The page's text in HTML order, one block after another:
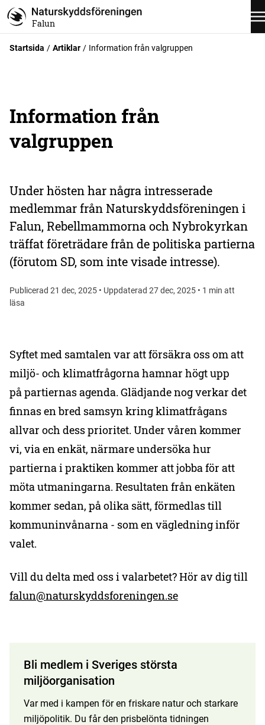
Falun
Startsida Artiklar Information från valgruppen
Information från
valgruppen
Under hösten har några intresserade
medlemmar från Naturskyddsföreningen i
Falun, Rebellmammorna och Nybrokyrkan
träffat företrädare från de politiska partierna
(förutom SD, som inte visade intresse).
Publicerad 21 dec, 2025 • Uppdaterad 27 dec, 2025 • 1 min att
läsa
Syftet med samtalen var att försäkra oss om att
miljö- och klimatfrågorna hamnar högt upp
på partiernas agenda. Glädjande nog verkar det
finnas en bred samsyn kring klimatfrågans
allvar och dess prioritet. Under våren kommer
vi, via en enkät, närmare undersöka hur
partierna i praktiken kommer att jobba för att
möta utmaningarna. Resultaten från enkäten
kommer sedan, på olika sätt, förmedlas till
kommuninvånarna - som en vägledning inför
valet.
Vill du delta med oss i valarbetet? Hör av dig till
falun@naturskyddsforeningen.se
Bli medlem i Sveriges största
miljöorganisation
Var med i kampen för en friskare natur och starkare
miljöpolitik. Du får den prisbelönta tidningen